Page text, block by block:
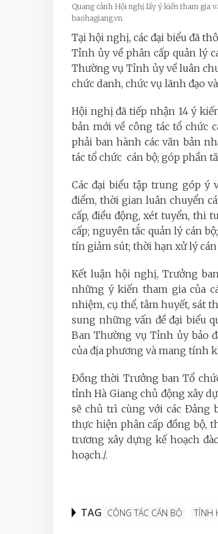
Quang cảnh Hội nghị lấy ý kiến tham gia
baohagiang.vn
Tại hội nghị, các đại biểu đã
Tỉnh ủy về phân cấp quản lý
Thường vụ Tỉnh ủy về luân
chức danh, chức vụ lãnh đạo
Hội nghị đã tiếp nhận 14 ý
bản mới về công tác tổ chức
phải ban hành các văn bản
tác tổ chức cán bộ; góp phần
Các đại biểu tập trung góp ý
điểm, thời gian luân chuyển
cấp, điều động, xét tuyển, thi
cấp; nguyên tắc quản lý cán
tín giảm sút; thời hạn xử lý cán
Kết luận hội nghị, Trưởng
những ý kiến tham gia của
nhiệm, cụ thể, tâm huyết, sát
sung những vấn đề đại biểu
Ban Thường vụ Tỉnh ủy bảo
của địa phương và mang tính
Đồng thời Trưởng ban Tổ
tỉnh Hà Giang chủ động xây
sẽ chủ trì cùng với các Đảng
thực hiện phân cấp đồng bộ,
trương xây dựng kế hoạch
hoạch./.
TAG CÔNG TÁC CÁN BỘ TỈNH